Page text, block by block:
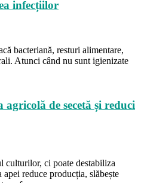
infecțiilor
bacteriană, resturi alimentare,
Atunci când nu sunt igienizate
de secetă și reduci
culturilor, ci poate destabiliza
reduce producția, slăbește